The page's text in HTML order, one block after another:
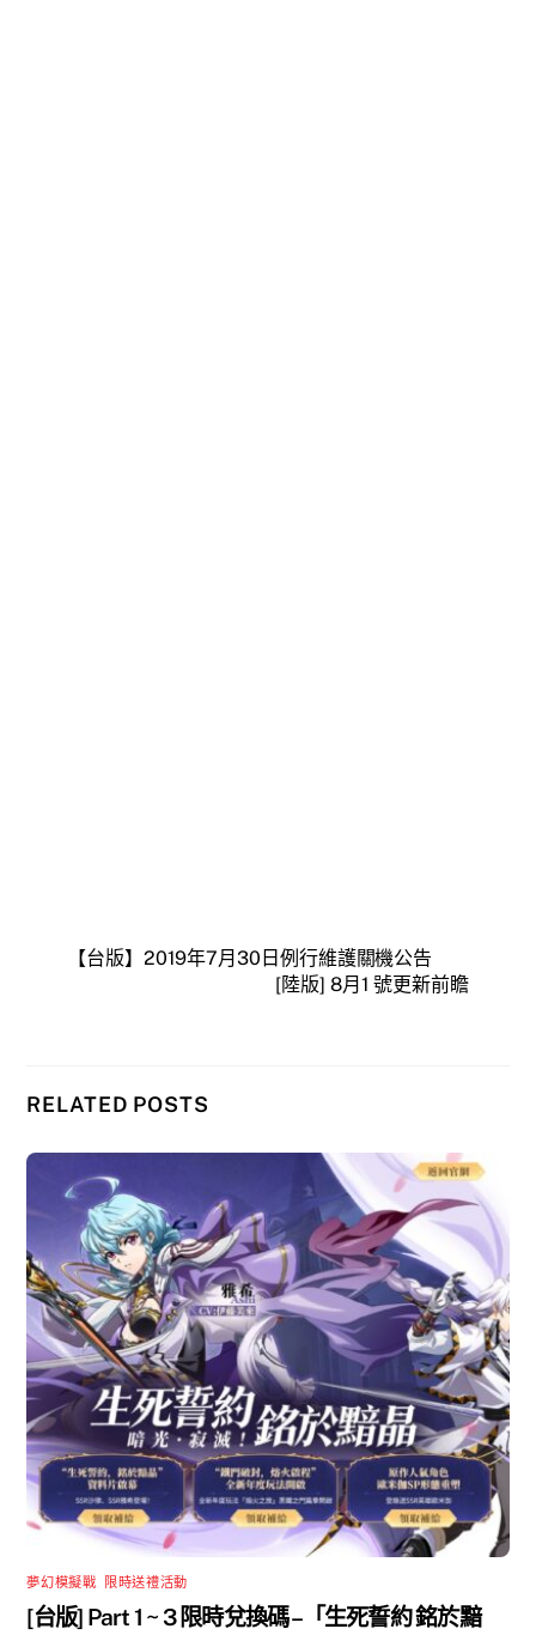
【台版】2019年7月30日例行維護關機公告
[陸版] 8月1 號更新前瞻
RELATED POSTS
夢幻模擬戰 限時送禮活動
[台版] Part 1 ~ 3 限時兌換碼 –「生死誓約 銘於黯